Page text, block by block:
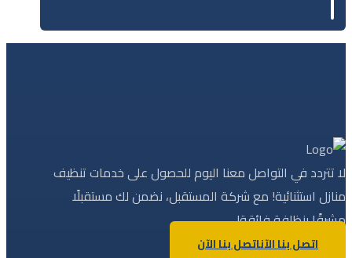
لا تتردد في التواصل معنا اليوم للحصول على خدمات تنظيف
منازل استثنائية! مع شركة المستقبل، نضمن لك مستقبلًا
مشرقًا بنظافة فائقة!
اتصل بنا الآناتصل بنا الآن